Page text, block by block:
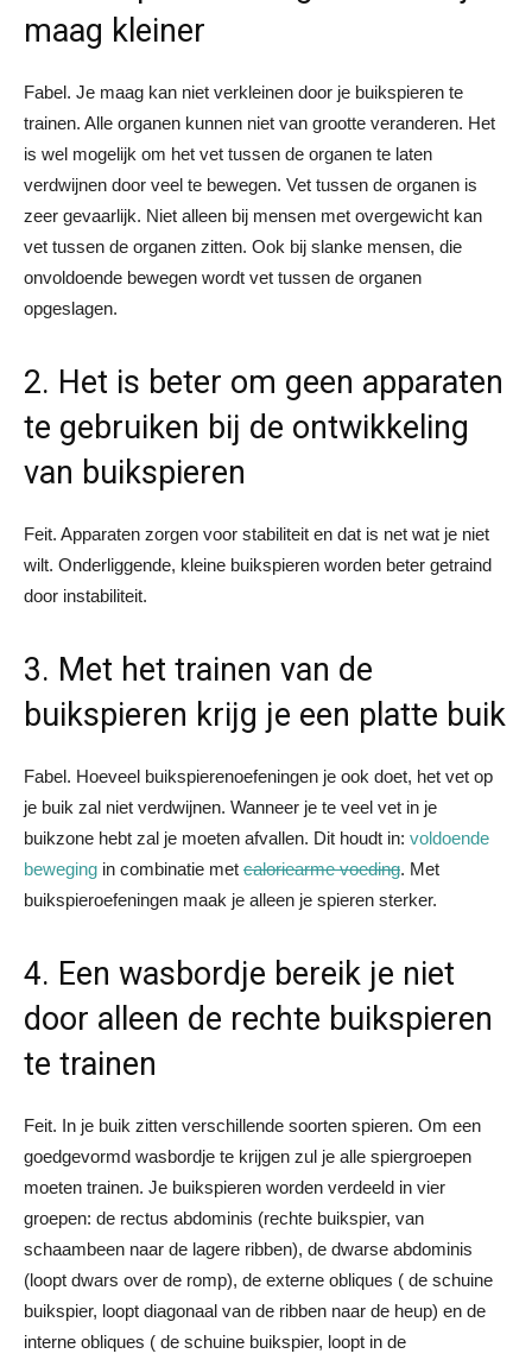
maag kleiner
Fabel. Je maag kan niet verkleinen door je buikspieren te
trainen. Alle organen kunnen niet van grootte veranderen. Het
is wel mogelijk om het vet tussen de organen te laten
verdwijnen door veel te bewegen. Vet tussen de organen is
zeer gevaarlijk. Niet alleen bij mensen met overgewicht kan
vet tussen de organen zitten. Ook bij slanke mensen, die
onvoldoende bewegen wordt vet tussen de organen
opgeslagen.
2. Het is beter om geen apparaten
te gebruiken bij de ontwikkeling
van buikspieren
Feit. Apparaten zorgen voor stabiliteit en dat is net wat je niet
wilt. Onderliggende, kleine buikspieren worden beter getraind
door instabiliteit.
3. Met het trainen van de
buikspieren krijg je een platte buik
Fabel. Hoeveel buikspierenoefeningen je ook doet, het vet op
je buik zal niet verdwijnen. Wanneer je te veel vet in je
buikzone hebt zal je moeten afvallen. Dit houdt in: voldoende
beweging in combinatie met caloriearme voeding. Met
buikspieroefeningen maak je alleen je spieren sterker.
4. Een wasbordje bereik je niet
door alleen de rechte buikspieren
te trainen
Feit. In je buik zitten verschillende soorten spieren. Om een
goedgevormd wasbordje te krijgen zul je alle spiergroepen
moeten trainen. Je buikspieren worden verdeeld in vier
groepen: de rectus abdominis (rechte buikspier, van
schaambeen naar de lagere ribben), de dwarse abdominis
(loopt dwars over de romp), de externe obliques ( de schuine
buikspier, loopt diagonaal van de ribben naar de heup) en de
interne obliques ( de schuine buikspier, loopt in de